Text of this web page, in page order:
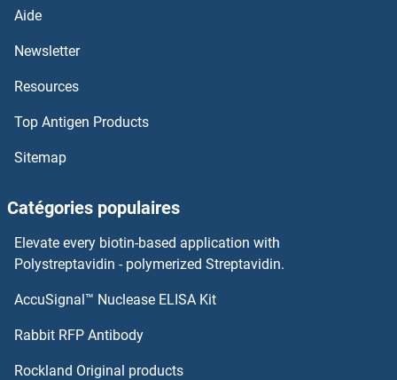
HPDL Anticorps
HPD Anticorps
HPCAL4 Anticorps
HOXD9 Anticorps
HOXD8 Anticorps
HOXD4 Anticorps
Aide
Newsletter
Resources
Top Antigen Products
Sitemap
Catégories populaires
Elevate every biotin-based application with
Polystreptavidin - polymerized Streptavidin.
AccuSignal™ Nuclease ELISA Kit
Rabbit RFP Antibody
Rockland Original products